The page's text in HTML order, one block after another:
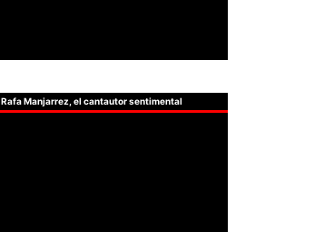
Rafa Manjarrez, el cantautor sentimental